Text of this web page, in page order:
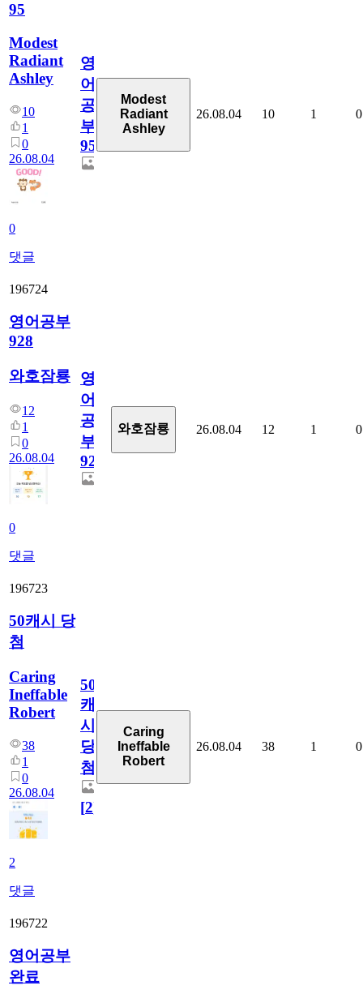
95
Modest
Radiant
Ashley
10
1
0
26.08.04
0
댓글
영
어
공
부
95
Modest
Radiant
Ashley
26.08.04 10 1 0
196724
영어공부
928
와호잠룡
12
1
0
26.08.04
0
댓글
영
어
공
부
928
와호잠룡 26.08.04 12 1 0
196723
50캐시 당
첨
Caring
Ineffable
Robert
38
1
0
26.08.04
2
댓글
50
캐
시
당
첨
[2]
Caring
Ineffable
Robert
26.08.04 38 1 0
196722
영어공부
완료